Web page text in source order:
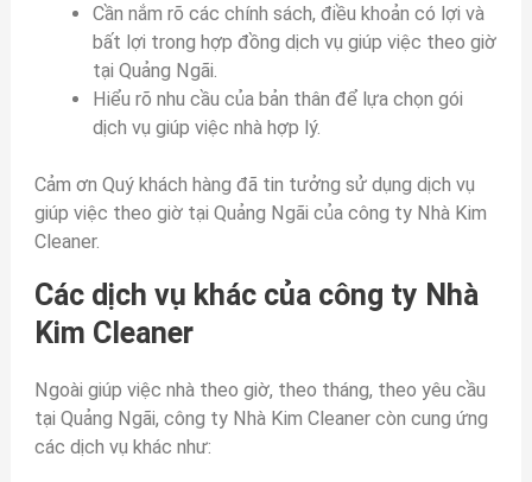
Cần nắm rõ các chính sách, điều khoản có lợi và
bất lợi trong hợp đồng dịch vụ giúp việc theo giờ
tại Quảng Ngãi.
Hiểu rõ nhu cầu của bản thân để lựa chọn gói
dịch vụ giúp việc nhà hợp lý.
Cảm ơn Quý khách hàng đã tin tưởng sử dụng dịch vụ
giúp việc theo giờ tại Quảng Ngãi của công ty Nhà Kim
Cleaner.
Các dịch vụ khác của công ty Nhà
Kim Cleaner
Ngoài giúp việc nhà theo giờ, theo tháng, theo yêu cầu
tại Quảng Ngãi, công ty Nhà Kim Cleaner còn cung ứng
các dịch vụ khác như: